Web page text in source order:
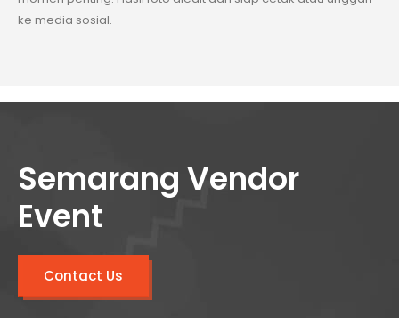
ke media sosial.
Semarang Vendor
Event
Contact Us